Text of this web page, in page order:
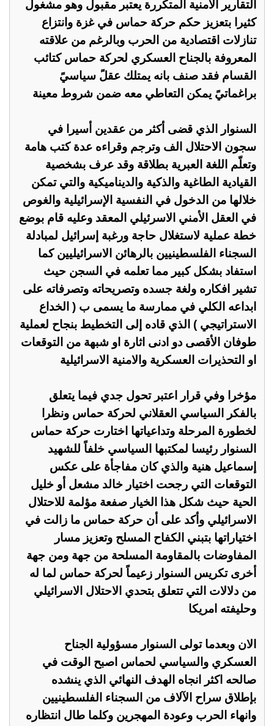
التقارير الامنية المتكررة يعتبر مقبول وهو مشغول
كثيرا بتعزيز حكم حركة حماس في غزة وانتزاع
تنازلات اقتصادية من الحرب وبالرغم من علاقته
المعروفة بالجناح العسكري لحركة حماس كتائب
القسام فقد صنف بانه يمتلك عقلً سياسيً
براغماتيً يمكن التعاطي معه ضمن شروط معينة
السنوار الذي قضى أكثر من عقدين أسيرا في
سجون الاحتلال الف وترجم وقراءه عدة كتب هامة
وتعلّم اللغة العبرية بطلاقة وقد عرف بشخصية
القيادية الطاغية والذكية والديناميكية والتي تمكن
خلالها من الدخول في النفسية الإسرائيلية والغوص
في العقل الأمني الاسرئيلي المعقد وعليه قام بوضع
خطة عملية لاستغلال حاجة ورغبة إسرائيل لمبادلة
السجناء الفلسطينيين بالرهائن الاسرائيليين كما
استفاد بشكل كبير مما تعلمه في السجن حيث
تشير افكاره ولغة جسده وتصريحاته وتصرفاته على
ابداعه الكلي في ممارسة ما يسمى ب ( الخداع
الاستراتيجي ) الذي قاده إلى التخطيط بنجاح لعملية
طوفان الأقصى دو ادنى اثارة او شبهة من التوقعات
او التحذيرات العسكرية والامنية الاسرائيلية
مؤخرا وفي قرار اعتبر تحول جدي فيما يتعلق
بالفكر السياسي العقلاني لحركة حماس ونظرا
لخطورة المرحلة وتداعياتها اختارت حركة حماس
السنوار رئيسا لمكتبها السياسي خلفاً للشهيد
إسماعيل هنية والذي كان مفاجأة على عكس
التوقعات التي رجحت اختيار خالد مشعل أو خليل
الحية حيث شكل هذا الخيار صفعة مؤلمة للاحتلال
الاسرائيلي وأكد على أن حركة حماس ما زالت في
اختياراتها بتبني الكفاح المسلح وتعزيز مسار
المفاوضات بالمقاومة المسلحة من جهة ومن جهة
أخرى تكريس السنوار زعيماً لحركة حماس لما له
من دلالات التي تتعلق بتحدي الاحتلال الاسرائيلي
وحليفته امريكا
الان وبعدما تولى السنوار مسؤولية الجناح
العسكري والسياسي لحماس اصبح الوقت في
صالحه اكثر انجاه الهدف النهائي الذي ينشده
بإطلاق سراح الآلاف من السجناء الفلسطينيين
وانهاء الحرب وعودة المهجرين وكلما طال انتظاره